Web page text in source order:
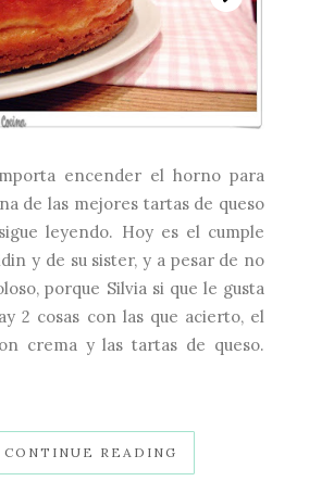
encender el horno para
de las mejores tartas de queso
leyendo. Hoy es el cumple
y de su sister, y a pesar de no
porque Silvia si que le gusta
2 cosas con las que acierto, el
crema y las tartas de queso.
CONTINUE READING